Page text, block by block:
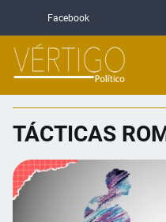
Facebook
TÁCTICAS